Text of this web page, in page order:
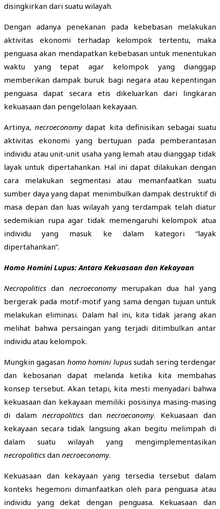
disingkirkan dari suatu wilayah.
Dengan adanya penekanan pada kebebasan melakukan
aktivitas ekonomi terhadap kelompok tertentu, maka
penguasa akan mendapatkan kebebasan untuk menentukan
waktu yang tepat agar kelompok yang dianggap
memberikan dampak buruk bagi negara atau kepentingan
penguasa dapat secara etis dikeluarkan dari lingkaran
kekuasaan dan pengelolaan kekayaan.
Artinya,necroeconomydapat kita definisikan sebagai suatu
aktivitas ekonomi yang bertujuan pada pemberantasan
individu atau unit-unit usaha yang lemah atau dianggap tidak
layak untuk dipertahankan. Hal ini dapat dilakukan dengan
cara melakukan segmentasi atau memanfaatkan suatu
sumber daya yang dapat menimbulkan dampak destruktif di
masa depan dan luas wilayah yang terdampak telah diatur
sedemikian rupa agar tidak memengaruhi kelompok atua
individu yang masuk ke dalam kategori “layak
dipertahankan”.
Homo Homini Lupus: Antara Kekuasaan dan Kekayaan
Necropoliticsdan necroeconomymerupakan dua hal yang
bergerak pada motif-motif yang sama dengan tujuan untuk
melakukan eliminasi. Dalam hal ini, kita tidak jarang akan
melihat bahwa persaingan yang terjadi ditimbulkan antar
individu atau kelompok.
Mungkin gagasan homo homini lupussudah sering terdengar
dan kebosanan dapat melanda ketika kita membahas
konsep tersebut. Akan tetapi, kita mesti menyadari bahwa
kekuasaan dan kekayaan memiliki posisinya masing-masing
di dalam necropolitics dannecroeconomy. Kekuasaan dan
kekayaan secara tidak langsung akan begitu melimpah di
dalam suatu wilayah yang mengimplementasikan
necropolitics dan necroeconomy.
Kekuasaan dan kekayaan yang tersedia tersebut dalam
konteks hegemoni dimanfaatkan oleh para penguasa atau
individu yang dekat dengan penguasa. Kekuasaan dan